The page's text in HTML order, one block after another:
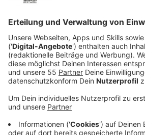
Reul warnt im Interview mit José
Veröffentlicht: Montag, 05.01.2026
Anzeige
Das komplette Interview